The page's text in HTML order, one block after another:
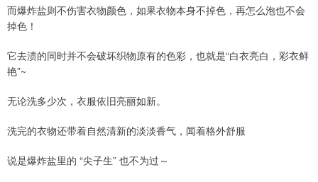
而爆炸盐则不伤害衣物颜色，如果衣物本身不掉色，再怎么泡也不会
掉色！
它去渍的同时并不会破坏织物原有的色彩，也就是“白衣亮白，彩衣鲜
艳”~
无论洗多少次，衣服依旧亮丽如新。
洗完的衣物还带着自然清新的淡淡香气，闻着格外舒服
说是爆炸盐里的 “尖子生” 也不为过～